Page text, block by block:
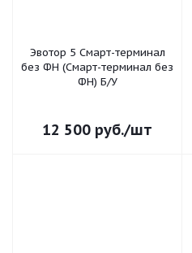
Эвотор 5 Смарт-терминал
без ФН (Смарт-терминал без
ФН) Б/У
12 500 руб./шт